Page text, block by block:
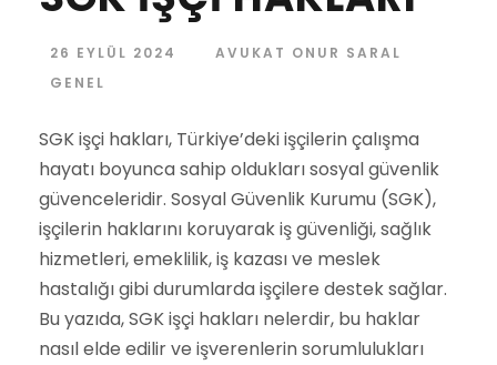
26 EYLÜL 2024
AVUKAT ONUR SARAL
GENEL
SGK işçi hakları, Türkiye’deki işçilerin çalışma
hayatı boyunca sahip oldukları sosyal güvenlik
güvenceleridir. Sosyal Güvenlik Kurumu (SGK),
işçilerin haklarını koruyarak iş güvenliği, sağlık
hizmetleri, emeklilik, iş kazası ve meslek
hastalığı gibi durumlarda işçilere destek sağlar.
Bu yazıda, SGK işçi hakları nelerdir, bu haklar
nasıl elde edilir ve işverenlerin sorumlulukları